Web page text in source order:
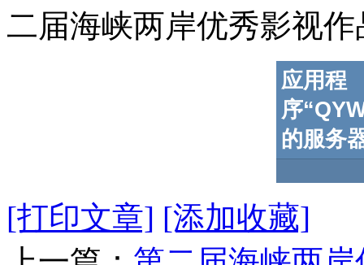
二届海峡两岸优秀影视
[打印文章] [添加收藏]